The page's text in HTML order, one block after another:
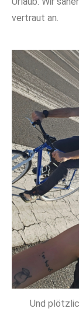
vertraut an.
Und